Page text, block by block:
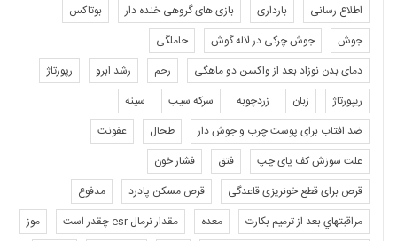
اطلاع رسانی
بارداری بازی های گروهی خنده دار
بوتاکس
جوش
جوش چرکی در لاله گوش
حاملگی
دمای بدن نوزاد بعد از واکسن دو ماهگی
رحم رشد ابرو
رپورتاژ
ریپورتاژ
زبان زردچوبه سرکه سیب
سینه
ضد افتاب برای پوست چرب و جوش دار
طحال
عفونت
علت سوزش کف پای چپ
فتق
فشار خون
قرص برای قطع خونریزی قاعدگی
قرص مسکن پادرد
مدفوع
مراقبتهاي بعد از ترميم بكارت
معده مقدار نرمال esr چقدر است
موز